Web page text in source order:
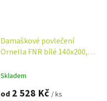
Damaškové povlečení
Ornella FNR bílé 140x200,
Skladem
od 2 528 Kč / ks